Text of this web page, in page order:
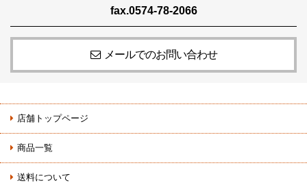
fax.0574-78-2066
メールでのお問い合わせ
店舗トップページ
商品一覧
送料について